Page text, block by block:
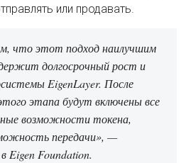
или продавать.
что этот подход наилучшим
долгосрочный рост и
EigenLayer. После
этапа будут включены все
возможности токена,
передачи», —
Eigen Foundation.